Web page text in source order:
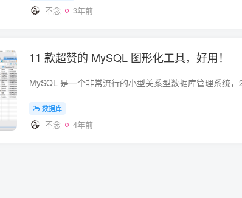
不念 3年前
11 款超赞的 MySQL 图形化工具，好用！
数据库
不念 4年前